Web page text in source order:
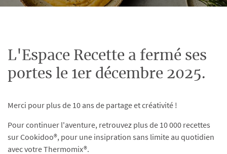
L'Espace Recette a fermé ses
portes le 1er décembre 2025.
Merci pour plus de 10 ans de partage et créativité !
Pour continuer l'aventure, retrouvez plus de 10 000 recettes
sur Cookidoo®, pour une insipration sans limite au quotidien
avec votre Thermomix®.